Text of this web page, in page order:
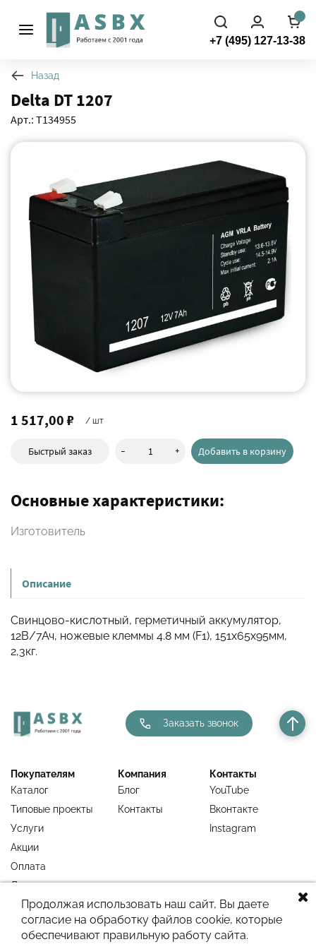
+7 (495) 127-13-38
Назад
Delta DT 1207
Арт.: Т134955
1 517,00 ₽ / шт
Быстрый заказ - + Добавить в корзину
Основные характеристики:
Изготовитель
Описание
Свинцово-кислотный, герметичный аккумулятор,
12В/7Ач, ножевые клеммы 4.8 мм (F1), 151х65х95мм,
2,3кг.
Покупателям
Каталог
Типовые проекты
Услуги
Акции
Оплата
Доставка
Гарантия
Недавно
просмотренное
Компания
Блог
Контакты
Контакты
YouTube
Вконтакте
Instagram
Заказать звонок
Продолжая использовать наш сайт, Вы даете
согласие на обработку файлов cookie, которые
обеспечивают правильную работу сайта.